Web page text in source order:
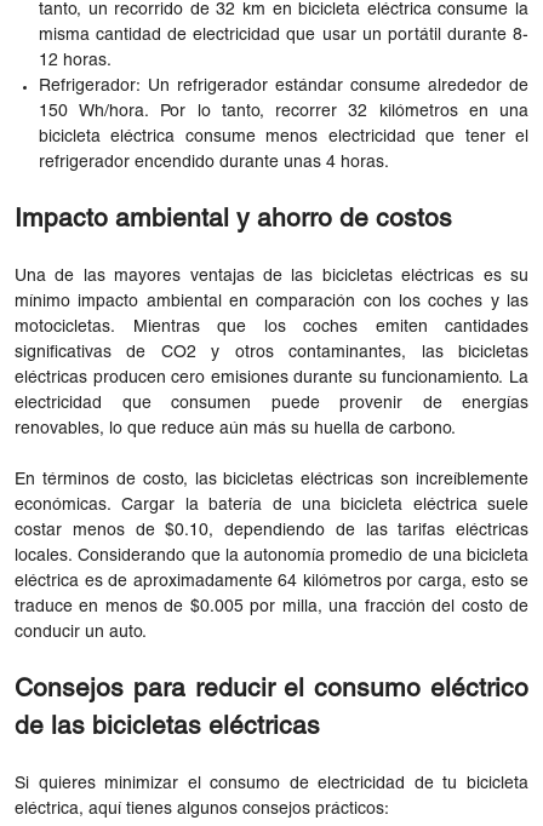
tanto, un recorrido de 32 km en bicicleta eléctrica consume la
misma cantidad de electricidad que usar un portátil durante 8-
12 horas.
Refrigerador: Un refrigerador estándar consume alrededor de
150 Wh/hora. Por lo tanto, recorrer 32 kilómetros en una
bicicleta eléctrica consume menos electricidad que tener el
refrigerador encendido durante unas 4 horas.
Impacto ambiental y ahorro de costos
Una de las mayores ventajas de las bicicletas eléctricas es su
mínimo impacto ambiental en comparación con los coches y las
motocicletas. Mientras que los coches emiten cantidades
significativas de CO2 y otros contaminantes, las bicicletas
eléctricas producen cero emisiones durante su funcionamiento. La
electricidad que consumen puede provenir de energías
renovables, lo que reduce aún más su huella de carbono.
En términos de costo, las bicicletas eléctricas son increíblemente
económicas. Cargar la batería de una bicicleta eléctrica suele
costar menos de $0.10, dependiendo de las tarifas eléctricas
locales. Considerando que la autonomía promedio de una bicicleta
eléctrica es de aproximadamente 64 kilómetros por carga, esto se
traduce en menos de $0.005 por milla, una fracción del costo de
conducir un auto.
Consejos para reducir el consumo eléctrico
de las bicicletas eléctricas
Si quieres minimizar el consumo de electricidad de tu bicicleta
eléctrica, aquí tienes algunos consejos prácticos: